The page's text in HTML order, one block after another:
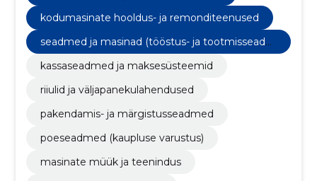
kodumasinate hooldus- ja remonditeenused
seadmed ja masinad (tööstus- ja tootmisseadm
ed)
kassaseadmed ja maksesüsteemid
riiulid ja väljapanekulahendused
pakendamis- ja märgistusseadmed
poeseadmed (kaupluse varustus)
masinate müük ja teenindus